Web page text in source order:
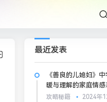
最近发表
《善良的儿媳妇》
暖与理解的家庭情感
攻略秘籍 2024年